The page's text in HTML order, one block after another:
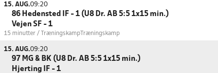
15. AUG.09:20
86 Hedensted IF - 1 (U8 Dr. AB 5:5 1x15 min.)
Vejen SF - 1
15 minutter / Træningskamp Træningskamp
15. AUG.09:20
97 MG & BK (U8 Dr. AB 5:5 1x15 min.)
Hjerting IF - 1